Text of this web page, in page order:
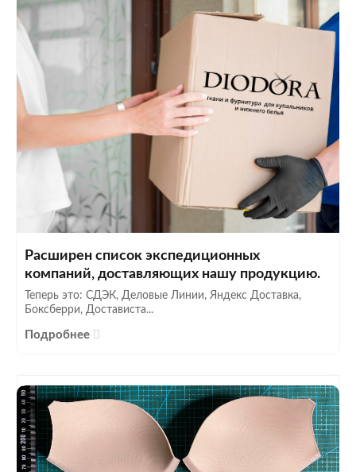
Расширен список экспедиционных
компаний, доставляющих нашу продукцию.
Теперь это: СДЭК, Деловые Линии, Яндекс Доставка,
Боксберри, Достависта...
Подробнее